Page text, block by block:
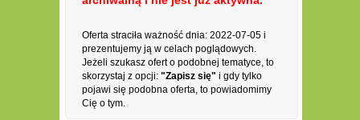
Oferta straciła ważność dnia: 2022-07-05 i
prezentujemy ją w celach poglądowych.
Jeżeli szukasz ofert o podobnej tematyce, to
skorzystaj z opcji: "Zapisz się" i gdy tylko
pojawi się podobna oferta, to powiadomimy
Cię o tym.